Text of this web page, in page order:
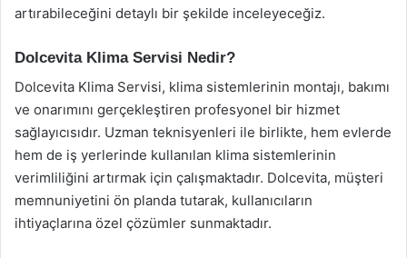
artırabileceğini detaylı bir şekilde inceleyeceğiz.
Dolcevita Klima Servisi Nedir?
Dolcevita Klima Servisi, klima sistemlerinin montajı, bakımı
ve onarımını gerçekleştiren profesyonel bir hizmet
sağlayıcısıdır. Uzman teknisyenleri ile birlikte, hem evlerde
hem de iş yerlerinde kullanılan klima sistemlerinin
verimliliğini artırmak için çalışmaktadır. Dolcevita, müşteri
memnuniyetini ön planda tutarak, kullanıcıların
ihtiyaçlarına özel çözümler sunmaktadır.